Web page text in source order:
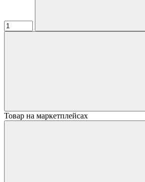
Товар на маркетплейсах